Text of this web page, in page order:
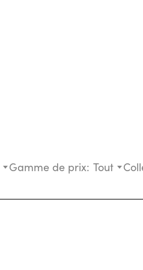
Gamme de prix: Tout